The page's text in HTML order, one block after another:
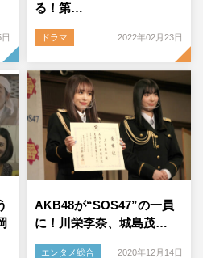
る！第…
ドラマ 2022年02月23日
AKB48が“SOS47”の一員
に！川栄李奈、城島茂…
エンタメ総合 2020年12月14日